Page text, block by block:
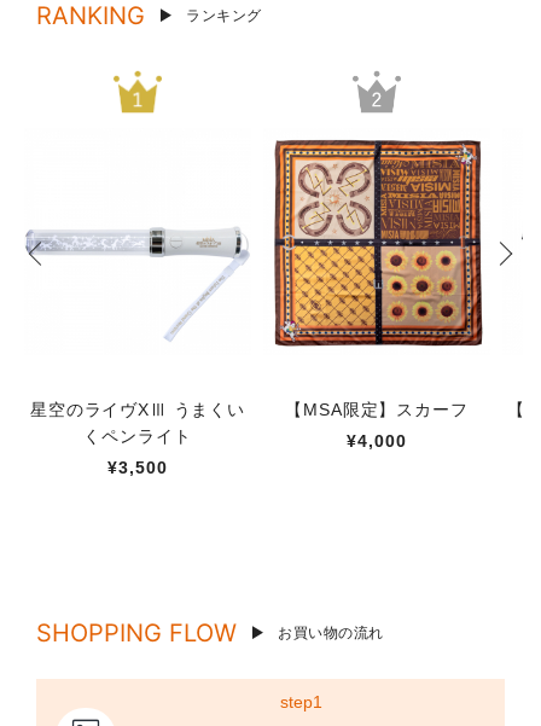
RANKING ランキング
星空のライヴXⅢ うまくい
くペンライト
¥3,500
【MSA限定】スカーフ
¥4,000
【
SHOPPING FLOW お買い物の流れ
step1